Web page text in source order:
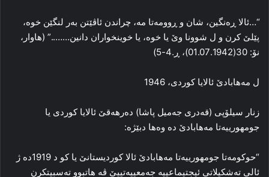
“…ئالا ڕه‌نگین، شان و ڕوومه‌تا مه‌، چراندن ئاڤێتن به‌ر لنگێن خوه‌،
پێلێ کرن و ل شوونا وێ یا خوه‌، یا خوینخواران دانین……..” (هاوار،
نۆ: 30(01.07.1942)، ڕ.4-5)
ل مه‌هابادێ ئالایا کوردی، 1946
زنار سیلۆپی (قه‌دری جه‌میل پاشا) ده‌رهه‌قێ ئالایا کوردی یا
جومهورییه‌تا مه‌هابادێ ده‌ وه‌ها دبێژه‌:
“حوکومه‌تا جومهورییه‌تا مه‌هابادێ ئالا کوردیستانێ یا کو د 1919ده‌ ژ
ئالی ته‌شکیلاتی ئیجتیماعییه‌ جه‌معییه‌تییێ ڤه‌ هاتبوو ته‌سبیتکرن